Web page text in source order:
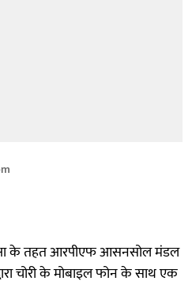
के तहत आरपीएफ आसनसोल मंडल
चोरी के मोबाइल फोन के साथ एक